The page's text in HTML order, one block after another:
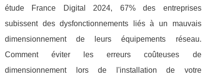
étude France Digital 2024, 67% des entreprises
subissent des dysfonctionnements liés à un mauvais
dimensionnement de leurs équipements réseau.
Comment éviter les erreurs coûteuses de
dimensionnement lors de l'installation de votre